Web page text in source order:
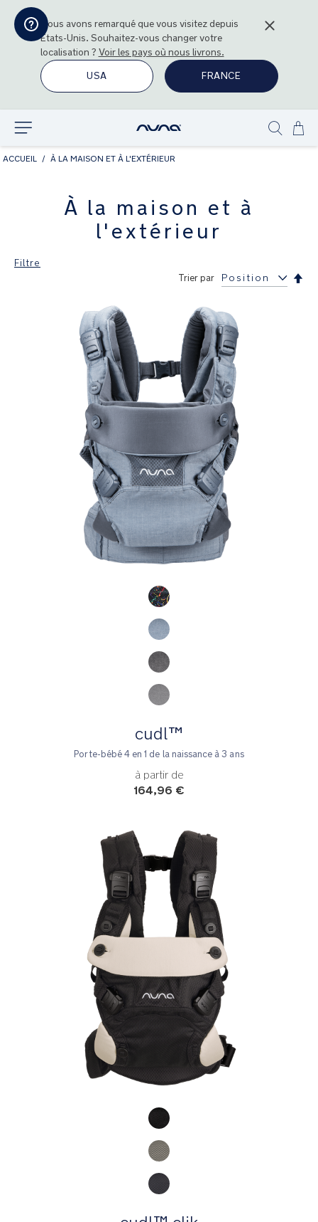
Nous avons remarqué que vous visitez depuis
États-Unis. Souhaitez-vous changer votre
localisation ? Voir les pays où nous livrons.
USA
FRANCE
ACCUEIL À LA MAISON ET À L'EXTÉRIEUR
À la maison et à
l'extérieur
Filtre
Trier par
cudl™
Porte-bébé 4 en 1 de la naissance à 3 ans
à partir de
164,96 €